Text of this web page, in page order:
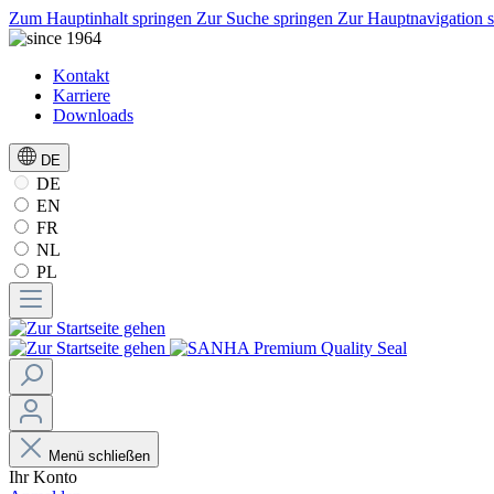
Zum Hauptinhalt springen Zur Suche springen Zur Hauptnavigation
Kontakt
Karriere
Downloads
DE
DE
EN
FR
NL
PL
Menü schließen
Ihr Konto